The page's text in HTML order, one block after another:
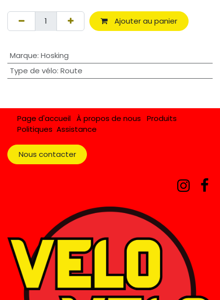
Ajouter au panier
Marque: Hosking
Type de vélo: Route
Page d'accueil À propos de nous
Produits
Politiques Assistance
Nous contacter​​​​​​